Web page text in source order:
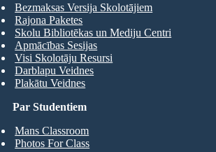
Par Studentiem
Mans Classroom
Photos For Class
Bezmaksas Versija Skolotājiem
Rajona Paketes
Skolu Bibliotēkas un Mediju Centri
Apmācības Sesijas
Visi Skolotāju Resursi
Darblapu Veidnes
Plakātu Veidnes